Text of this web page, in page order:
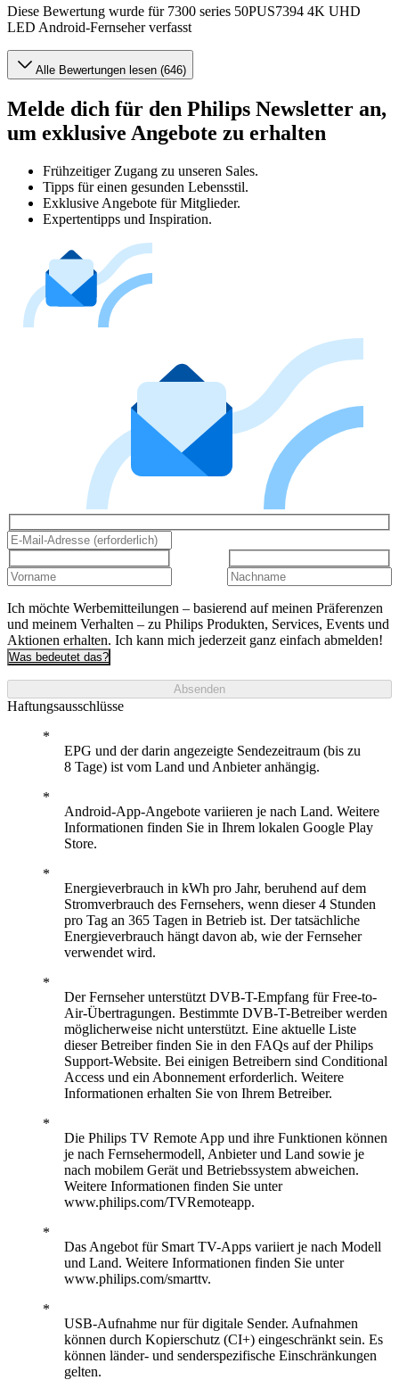
Diese Bewertung wurde für 7300 series 50PUS7394 4K UHD
LED Android-Fernseher verfasst
Alle Bewertungen lesen (646)
Melde dich für den Philips Newsletter an,
um exklusive Angebote zu erhalten
Frühzeitiger Zugang zu unseren Sales.
Tipps für einen gesunden Lebensstil.
Exklusive Angebote für Mitglieder.
Expertentipps und Inspiration.
Ich möchte Werbemitteilungen – basierend auf meinen Präferenzen
und meinem Verhalten – zu Philips Produkten, Services, Events und
Aktionen erhalten. Ich kann mich jederzeit ganz einfach abmelden!
Was bedeutet das?
Absenden
Haftungsausschlüsse
EPG und der darin angezeigte Sendezeitraum (bis zu
8 Tage) ist vom Land und Anbieter anhängig.
Android-App-Angebote variieren je nach Land. Weitere
Informationen finden Sie in Ihrem lokalen Google Play
Store.
Energieverbrauch in kWh pro Jahr, beruhend auf dem
Stromverbrauch des Fernsehers, wenn dieser 4 Stunden
pro Tag an 365 Tagen in Betrieb ist. Der tatsächliche
Energieverbrauch hängt davon ab, wie der Fernseher
verwendet wird.
Der Fernseher unterstützt DVB-T-Empfang für Free-to-
Air-Übertragungen. Bestimmte DVB-T-Betreiber werden
möglicherweise nicht unterstützt. Eine aktuelle Liste
dieser Betreiber finden Sie in den FAQs auf der Philips
Support-Website. Bei einigen Betreibern sind Conditional
Access und ein Abonnement erforderlich. Weitere
Informationen erhalten Sie von Ihrem Betreiber.
Die Philips TV Remote App und ihre Funktionen können
je nach Fernsehermodell, Anbieter und Land sowie je
nach mobilem Gerät und Betriebssystem abweichen.
Weitere Informationen finden Sie unter
www.philips.com/TVRemoteapp.
Das Angebot für Smart TV-Apps variiert je nach Modell
und Land. Weitere Informationen finden Sie unter
www.philips.com/smarttv.
USB-Aufnahme nur für digitale Sender. Aufnahmen
können durch Kopierschutz (CI+) eingeschränkt sein. Es
können länder- und senderspezifische Einschränkungen
gelten.